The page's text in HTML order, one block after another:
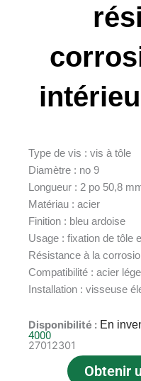
Type de vis : vis à tôle
Diamètre : no 9
Longueur : 2 po 50,8
Matériau : acier
Finition : bleu ardoise
Usage : fixation de tôle
Résistance à la
Compatibilité : acier
Installation : visseuse
Disponibilité : En
4000
27012301
Obtenir